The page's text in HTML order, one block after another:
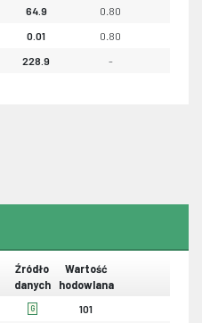
64.9 0.80
0.01 0.80
228.9 -
Źródło
danych
Wartość
hodowlana
G 101